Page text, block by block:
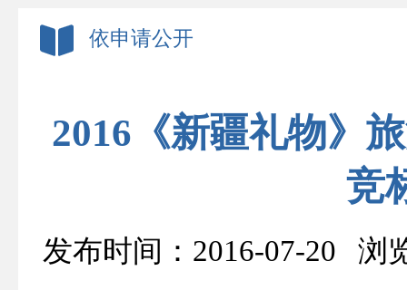
依申请公开
2016《新疆礼物》
竞
发布时间：2016-07-20 浏